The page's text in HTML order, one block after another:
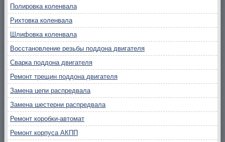
Полировка коленвала
Рихтовка коленвала
Шлифовка коленвала
Восстановление резьбы поддона двигателя
Сварка поддона двигателя
Ремонт трещин поддона двигателя
Замена цепи распредвала
Замена шестерни распредвала
Ремонт коробки-автомат
Ремонт корпуса АКПП